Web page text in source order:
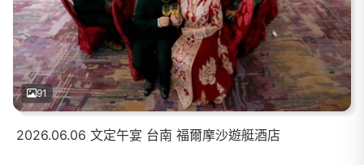
91
2026.06.06 文定午宴 台南 福爾摩沙遊艇酒店